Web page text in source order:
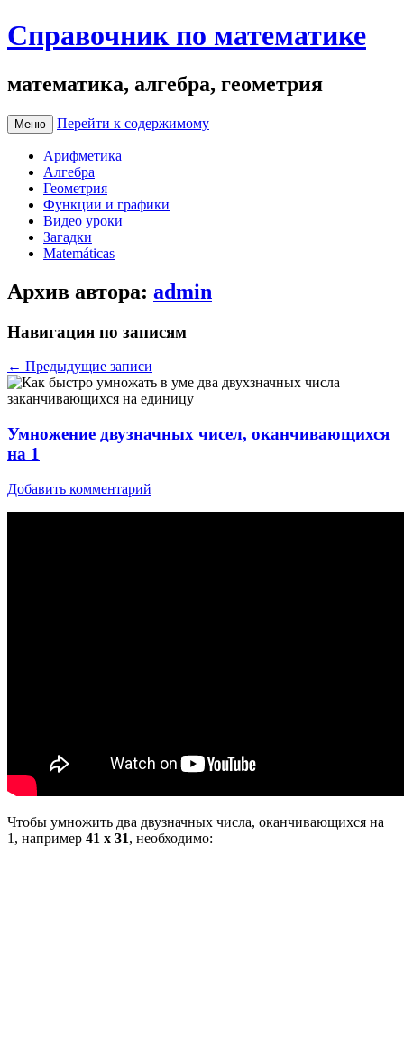
Справочник по математике
математика, алгебра, геометрия
Меню Перейти к содержимому
Арифметика
Алгебра
Геометрия
Функции и графики
Видео уроки
Загадки
Matemáticas
Архив автора: admin
Навигация по записям
← Предыдущие записи
Умножение двузначных чисел, оканчивающихся
на 1
Добавить комментарий
Чтобы умножить два двузначных числа, оканчивающихся на
1, например 41 x 31, необходимо: